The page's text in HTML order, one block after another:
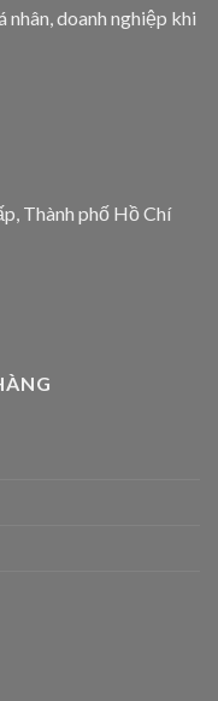
doanh nghiệp khi
Thành phố Hồ Chí